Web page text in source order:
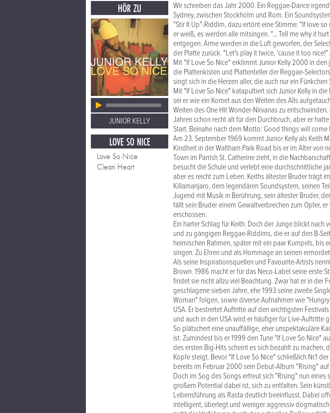
HÖR ZU
JUNIOR KELLY
LOVE SO NICE
Love So Nice
Clean Heart
Wir schreiben das Jahr 2000. Ein Reggae-Dance
Sydney, zwischen Stockholm und Rom. Ein
"Stir It Up"-Riddim, dazu ertönt eine Stimme: "If love
er weiß, es werden alle mitsingen. "... Tell me why it
entgegen. Arme werden in die Luft geworfen, der
der Platte zurück. "Let's play it twice, 'cause it too
Mit "If Love So Nice" erklimmt Junior Kelly 2000 in
die Plattenkisten und Plattenteller der Reggae-
singt sich in die Herzen aller, die auch nur ein
Mit "If Love So Nice" katapultiert sich Junior Kelly in
sei er wie ein Komet aus den Weiten des Alls
Weiten des One Hit Wonder-Nirvanas zu
Jahren schon recht alt für den Durchbruch, aber er
Start. Beinahe nach dem Motto: Good things will
Am 23. September 1969 kommt Junior Kelly als Keith
Kindheit in der Waltham Park Road bis er im Alter von
Town im Parrish St. Catherine zieht, in die
besucht die Schule und verlebt eine durchschnittliche
aber es reicht zum Leben. Keiths ältester Bruder trägt
Killamanjaro, dem legendären Soundsystem, seinen
Jugend mit Musik in Berührung, sein ältester Bruder,
fällt sein Bruder einem Gewaltverbrechen zum Opfer,
erschossen.
Ein harter Schlag für Keith. Doch der Junge blickt
und zu gängigen Reggae-Riddims, die er auf den B-
heimischen Rahmen, später mit ein paar Kumpels, bis
singen. Zu Ehren und als Hommage an seinen
Als seine Inspirationsquellen und Favourite-Artists
Brown. 1986 macht er für das Neco-Label seine erste
findet sie nicht allzu viel Beachtung. Zwar hat er in der
geschlagene sieben Jahre, ehe 1993 seine zweite
Woman" folgen, sowie diverse Aufnahmen wie
USA. Er bestreitet Auftritte auf den wichtigsten
und auch in den USA wird er häufiger für Live-Auftritte
So plätschert eine unauffällige, eher unspektakuläre
ist. Zumindest bis er 1999 den Tune "If Love So Nice"
des ersten Big-Hits scheint es sich bezahlt zu
Kopfe steigt. Bevor "If Love So Nice" schließlich Nr.1
bereits im Februar 2000 sein Debut-Album "Rising"
Doch im Sog des Songs erfreut sich "Rising" nun
großem Potential dabei ist, sich zu entfalten. Sein
Lebensführung als Rasta deutlich beeinflusst. Dabei
intelligent, überlegt und weniger aggressiv